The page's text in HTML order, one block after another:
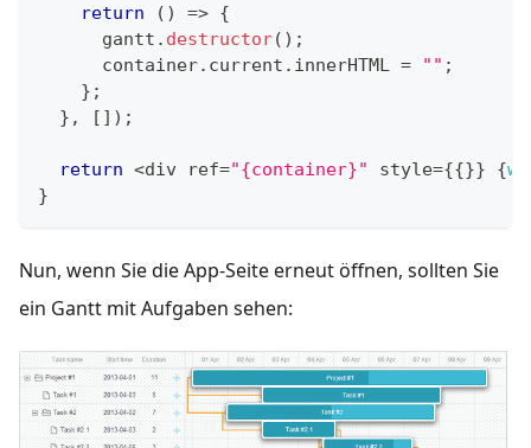
return ( ) => {
      gantt
. destructor( ) ;
      container
. current . innerHTML = "" ;
} ;
} , [ ] ) ;
return <div ref="{container}" style={{}} {
}
Nun, wenn Sie die App-Seite erneut öffnen, sollten Sie
ein Gantt mit Aufgaben sehen: